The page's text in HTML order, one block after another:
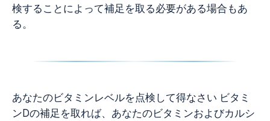
検することによって補足を取る必要がある場合もあ
る。
あなたのビタミンレベルを点検して得なさい ビタミ
ンDの補足を取れば、あなたのビタミンおよびカルシ